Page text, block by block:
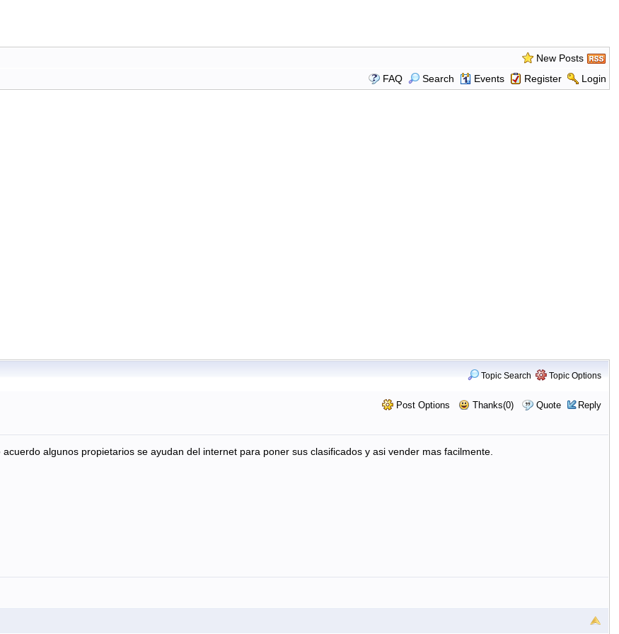
New Posts
FAQ
Search Events Register Login
Topic Search Topic Options
Post Options Thanks(0) Quote Reply
algunos propietarios se ayudan del internet para poner sus clasificados y asi vender mas facilmente.